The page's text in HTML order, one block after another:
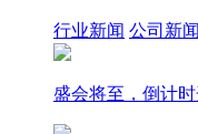
行业新闻 公司新闻
盛会将至，倒计时